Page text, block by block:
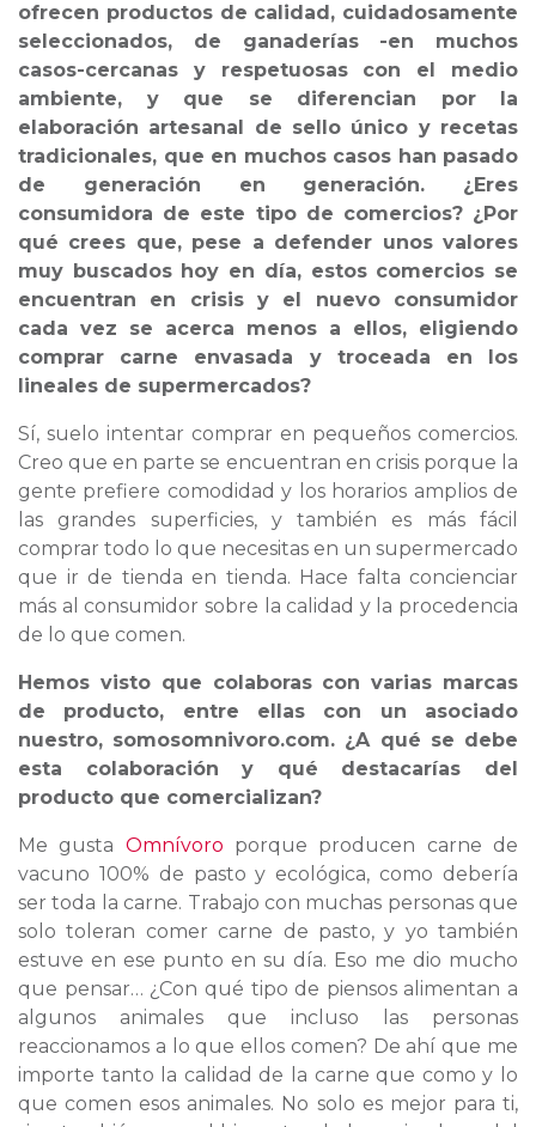
ofrecen productos de calidad, cuidadosamente
seleccionados, de ganaderías -en muchos
casos-cercanas y respetuosas con el medio
ambiente, y que se diferencian por la
elaboración artesanal de sello único y recetas
tradicionales, que en muchos casos han pasado
de generación en generación. ¿Eres
consumidora de este tipo de comercios? ¿Por
qué crees que, pese a defender unos valores
muy buscados hoy en día, estos comercios se
encuentran en crisis y el nuevo consumidor
cada vez se acerca menos a ellos, eligiendo
comprar carne envasada y troceada en los
lineales de supermercados?
Sí, suelo intentar comprar en pequeños comercios.
Creo que en parte se encuentran en crisis porque la
gente prefiere comodidad y los horarios amplios de
las grandes superficies, y también es más fácil
comprar todo lo que necesitas en un supermercado
que ir de tienda en tienda. Hace falta concienciar
más al consumidor sobre la calidad y la procedencia
de lo que comen.
Hemos visto que colaboras con varias marcas
de producto, entre ellas con un asociado
nuestro, somosomnivoro.com. ¿A qué se debe
esta colaboración y qué destacarías del
producto que comercializan?
Me gusta Omnívoro porque producen carne de
vacuno 100% de pasto y ecológica, como debería
ser toda la carne. Trabajo con muchas personas que
solo toleran comer carne de pasto, y yo también
estuve en ese punto en su día. Eso me dio mucho
que pensar… ¿Con qué tipo de piensos alimentan a
algunos animales que incluso las personas
reaccionamos a lo que ellos comen? De ahí que me
importe tanto la calidad de la carne que como y lo
que comen esos animales. No solo es mejor para ti,